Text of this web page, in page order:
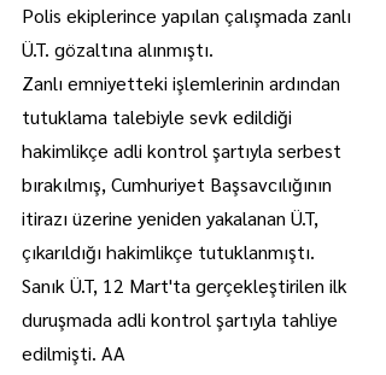
Polis ekiplerince yapılan çalışmada zanlı
Ü.T. gözaltına alınmıştı.
Zanlı emniyetteki işlemlerinin ardından
tutuklama talebiyle sevk edildiği
hakimlikçe adli kontrol şartıyla serbest
bırakılmış, Cumhuriyet Başsavcılığının
itirazı üzerine yeniden yakalanan Ü.T,
çıkarıldığı hakimlikçe tutuklanmıştı.
Sanık Ü.T, 12 Mart'ta gerçekleştirilen ilk
duruşmada adli kontrol şartıyla tahliye
edilmişti. AA